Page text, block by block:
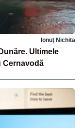
Ionuț Nichita
Ultimele
Cernavodă